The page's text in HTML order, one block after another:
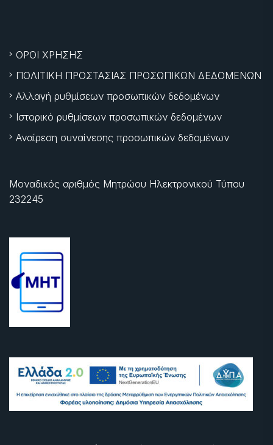
ΟΡΟΙ ΧΡΗΣΗΣ
ΠΟΛΙΤΙΚΗ ΠΡΟΣΤΑΣΙΑΣ ΠΡΟΣΩΠΙΚΩΝ ΔΕΔΟΜΕΝΩΝ
Αλλαγή ρυθμίσεων προσωπικών δεδομένων
Ιστορικό ρυθμίσεων προσωπικών δεδομένων
Αναίρεση συναίνεσης προσωπικών δεδομένων
Μοναδικός αριθμός Μητρώου Ηλεκτρονικού Τύπου
232245